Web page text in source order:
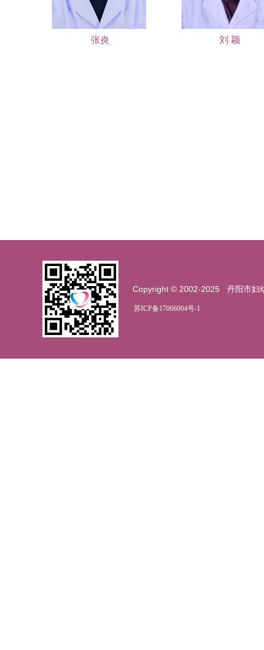
张炎 刘 颖
苏ICP备17066004号-1
Copyright © 2002-2025 丹阳市妇